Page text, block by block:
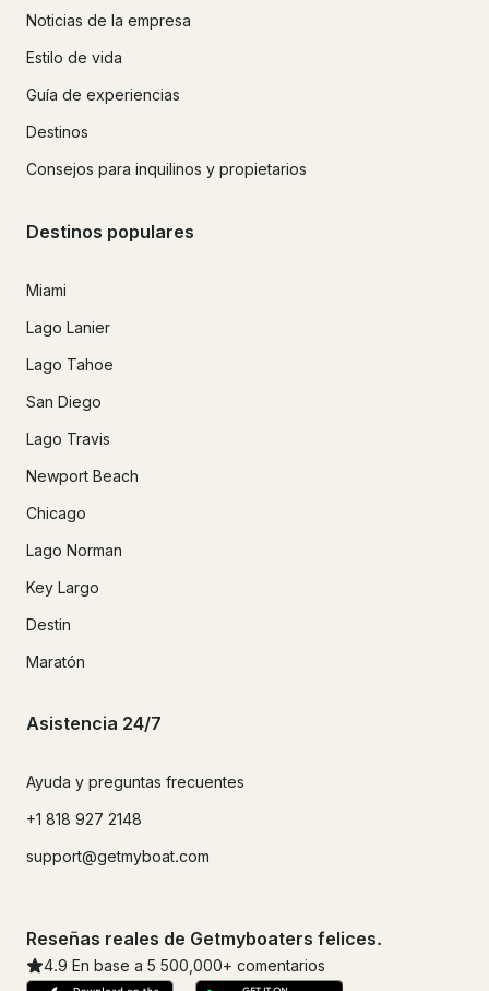
Noticias de la empresa
Estilo de vida
Guía de experiencias
Destinos
Consejos para inquilinos y propietarios
Destinos populares
Miami
Lago Lanier
Lago Tahoe
San Diego
Lago Travis
Newport Beach
Chicago
Lago Norman
Key Largo
Destin
Maratón
Asistencia 24/7
Ayuda y preguntas frecuentes
+1 818 927 2148
support@getmyboat.com
Reseñas reales de Getmyboaters felices.
4.9 En base a 5 500,000+ comentarios